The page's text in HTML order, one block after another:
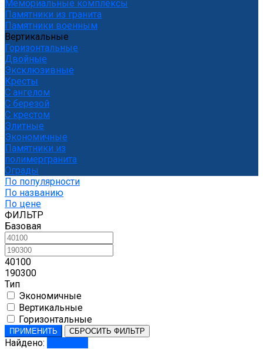
Мемориальные комплексы
Памятники из гранита
Памятники военным
Вертикальные
Горизонтальные
Двойные
Эксклюзивные
Кресты
С ангелом
С березой
С крестом
Элитные
Экономичные
Памятники из
полимергранита
Ограды
По популярности
По названию
По цене
ФИЛЬТР
Базовая
40100
190300
Тип
Экономичные
Вертикальные
Горизонтальные
ПРИМЕНИТЬ СБРОСИТЬ ФИЛЬТР
Найдено: